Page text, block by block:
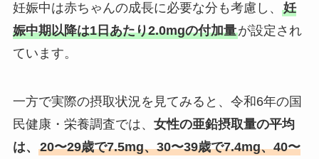
妊娠中は赤ちゃんの成長に必要な分も考慮し、 妊
娠中期以降は1日あたり2.0mgの付加量が設定され
ています。
一方で実際の摂取状況を見てみると、令和6年の国
民健康・栄養調査では、 女性の亜鉛摂取量の平均
は、 20〜29歳で7.5mg、30〜39歳で7.4mg、40〜